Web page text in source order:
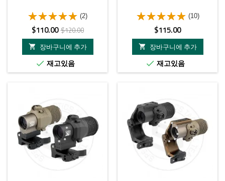
(2)
가
격
$110.00정
상
가
격
$120.00

장바구니에 추가
 재고있음
(10)
가
격
$115.00

장바구니에 추가
 재고있음